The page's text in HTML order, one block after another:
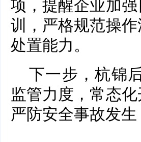
项，提醒企业加
训，严格规范操
处置能力。
下一步，杭锦
监管力度，常态
严防安全事故发